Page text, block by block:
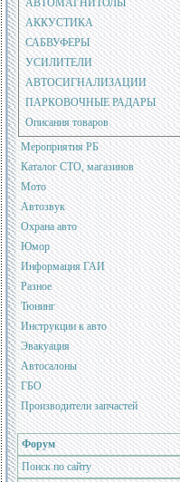
АВТОМАГНИТОЛЫ
АККУСТИКА
САБВУФЕРЫ
УСИЛИТЕЛИ
АВТОСИГНАЛИЗАЦИИ
ПАРКОВОЧНЫЕ РАДАРЫ
Описания товаров
Мероприятия РБ
Каталог СТО, магазинов
Мото
Автозвук
Охрана авто
Юмор
Информация ГАИ
Разное
Тюнинг
Инструкции к авто
Эвакуация
Автосалоны
ГБО
Производители запчастей
Форум
Поиск по сайту